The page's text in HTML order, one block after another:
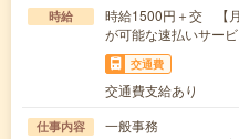
時給
時給1500円＋交 【
が可能な速払いサービ
交通費
交通費支給あり
仕事内容
一般事務